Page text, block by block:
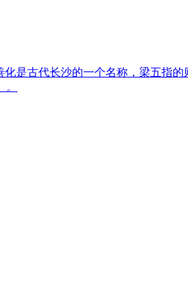
是古代长沙的一个名称，梁五指